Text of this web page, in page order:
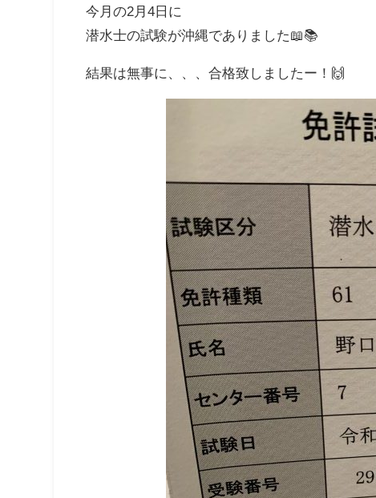
今月の2月4日に
潜水士の試験が沖縄でありました📖📚
結果は無事に、、、合格致しましたー！🙌